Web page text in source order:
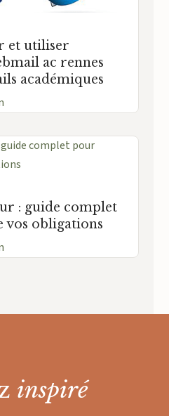
et utiliser
ac rennes
académiques
: guide complet
obligations
inspiré